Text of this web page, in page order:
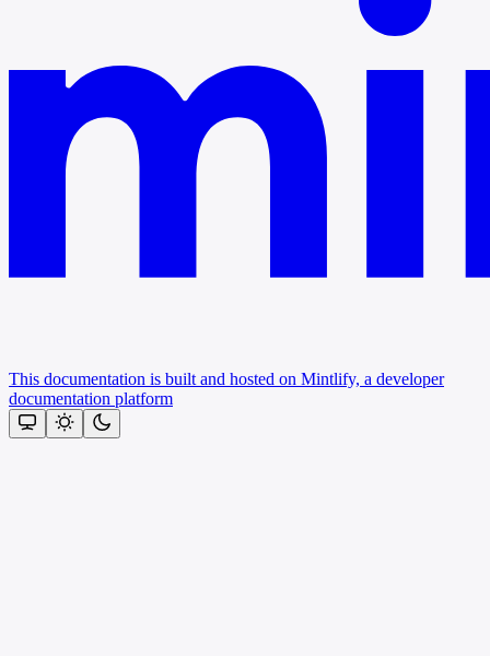
This documentation is built and hosted on Mintlify, a developer
documentation platform